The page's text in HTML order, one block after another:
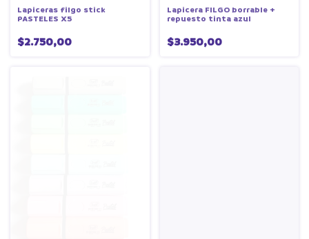
Lapiceras filgo stick
PASTELES X5
$2.750,00
Lapicera FILGO borrable +
repuesto tinta azul
$3.950,00